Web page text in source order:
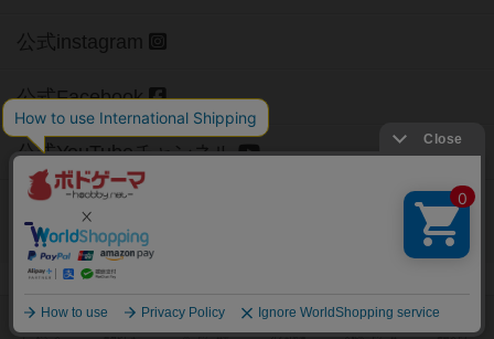
公式instagram
公式Facebook
公式YouTubeチャンネル